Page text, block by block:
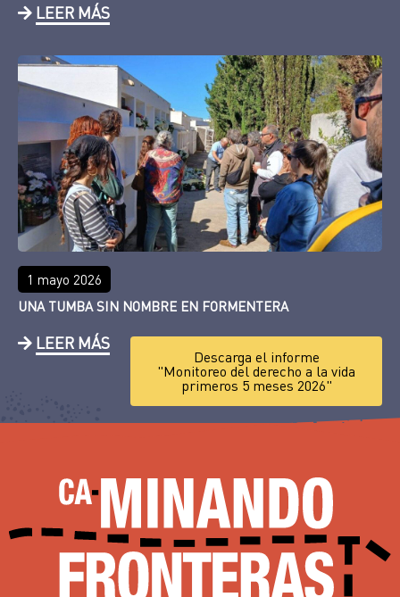
LEER MÁS
1 mayo 2026
UNA TUMBA SIN NOMBRE EN FORMENTERA
LEER MÁS
Descarga el informe
"Monitoreo del derecho a la vida
primeros 5 meses 2026"